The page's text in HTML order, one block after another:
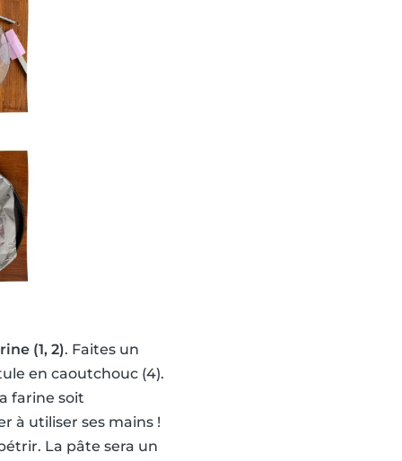
(1, 2). Faites un
en caoutchouc (4).
farine soit
à utiliser ses mains !
La pâte sera un